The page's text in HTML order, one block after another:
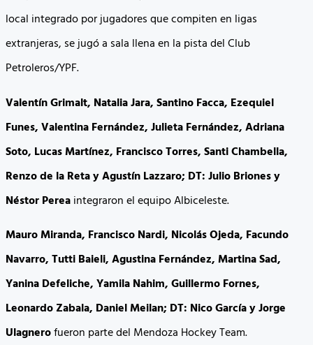
local integrado por jugadores que compiten en ligas
extranjeras, se jugó a sala llena en la pista del Club
Petroleros/YPF.
Valentín Grimalt, Natalia Jara, Santino Facca, Ezequiel
Funes, Valentina Fernández, Julieta Fernández, Adriana
Soto, Lucas Martínez, Francisco Torres, Santi Chambella,
Renzo de la Reta y Agustín Lazzaro; DT: Julio Briones y
Néstor Pereaintegraron el equipo Albiceleste.
Mauro Miranda, Francisco Nardi, Nicolás Ojeda, Facundo
Navarro, Tutti Baieli, Agustina Fernández, Martina Sad,
Yanina Defeliche, Yamila Nahim, Guillermo Fornes,
Leonardo Zabala, Daniel Meilan; DT: Nico García y Jorge
Ulagnerofueron parte del Mendoza Hockey Team.